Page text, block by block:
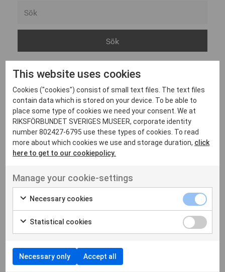
Helsingborgs museer
Kulturförvaltningen Västra Götalandsregionen
Moderna museet
Statens historiska museer
Statens museer för maritim- transport- och
försvarshistoria
Statens musikverk
Östergötlands museum
A
ArkDes – Arkitektur- och
S
Scenkonstmuseet
This website uses cookies
Cookies ("cookies") consist of small text files. The text files
contain data which is stored on your device. To be able to
place some type of cookies we need your consent. We at
RIKSFÖRBUNDET SVERIGES MUSEER, corporate identity
number 802427-6795 use these types of cookies. To read
more about which cookies we use and storage duration, click
here to get to our cookiepolicy.
Manage your cookie-settings
Necessary cookies
Statistical cookies
Necessary only Accept all